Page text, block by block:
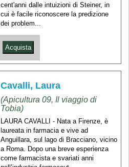
cent'anni dalle intuizioni di Steiner, in
cui è facile riconoscere la predizione
dei problem...
Cavalli, Laura
(Apicultura 09, Il viaggio di
Tobia)
LAURA CAVALLI - Nata a Firenze, è
laureata in farmacia e vive ad
Anguillara, sul lago di Bracciano, vicino
a Roma. Dopo una breve esperienza
come farmacista e svariati anni